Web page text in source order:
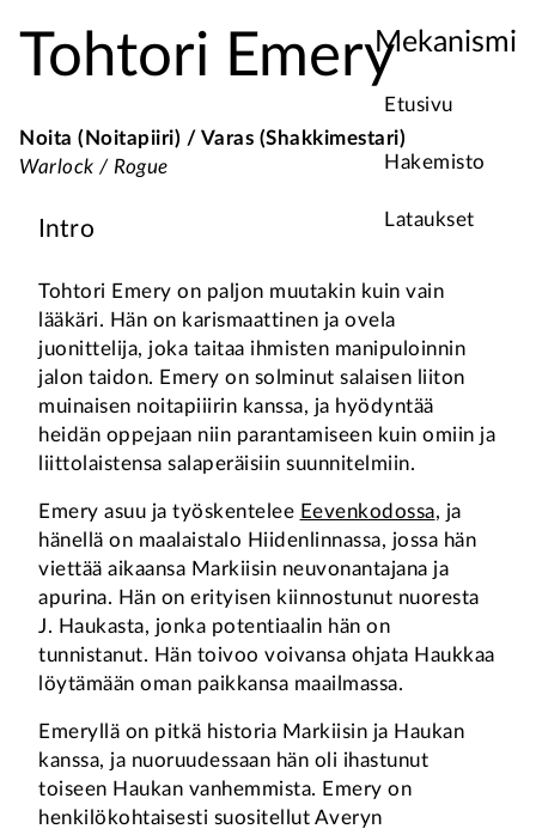
Mekanismi
Etusivu
Hakemisto
Lataukset
Tohtori Emery
Noita (Noitapiiri) / Varas (Shakkimestari)
Warlock / Rogue
Intro
Tohtori Emery on paljon muutakin kuin vain
lääkäri. Hän on karismaattinen ja ovela
juonittelija, joka taitaa ihmisten manipuloinnin
jalon taidon. Emery on solminut salaisen liiton
muinaisen noitapiiirin kanssa, ja hyödyntää
heidän oppejaan niin parantamiseen kuin omiin ja
liittolaistensa salaperäisiin suunnitelmiin.
Emery asuu ja työskentelee Eevenkodossa, ja
hänellä on maalaistalo Hiidenlinnassa, jossa hän
viettää aikaansa Markiisin neuvonantajana ja
apurina. Hän on erityisen kiinnostunut nuoresta
J. Haukasta, jonka potentiaalin hän on
tunnistanut. Hän toivoo voivansa ohjata Haukkaa
löytämään oman paikkansa maailmassa.
Emeryllä on pitkä historia Markiisin ja Haukan
kanssa, ja nuoruudessaan hän oli ihastunut
toiseen Haukan vanhemmista. Emery on
henkilökohtaisesti suositellut Averyn